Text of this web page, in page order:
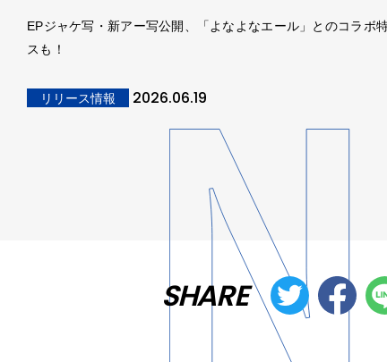
EPジャケ写・新アー写公開、「よなよなエール」とのコラボ
スも！
リリース情報 2026.06.19
SHARE